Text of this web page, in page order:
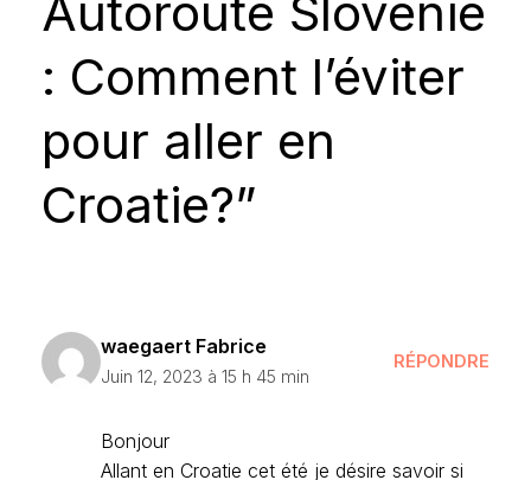
Autoroute Slovénie
: Comment l’éviter
pour aller en
Croatie?”
waegaert Fabrice
Juin 12, 2023 à 15 h 45 min
RÉPONDRE
Bonjour
Allant en Croatie cet été je désire savoir si